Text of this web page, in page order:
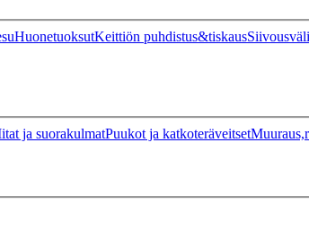
HuonetuoksutKeittiön puhdistus&tiskaus
ja suorakulmatPuukot ja katkoteräveitset